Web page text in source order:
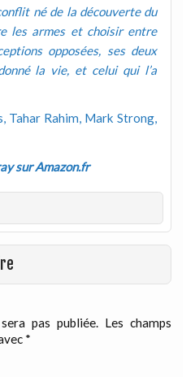
né de la découverte du
les armes et choisir entre
opposées, ses deux
la vie, et celui qui l’a
Tahar Rahim, Mark Strong,
sur Amazon.fr
pas publiée. Les champs
*